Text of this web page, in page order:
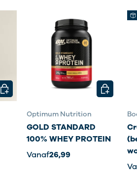
KIES MOGELIJKHEDEN
Optimum Nutrition
GOLD STANDARD
100% WHEY PROTEIN
Vanaf26,99
KIES